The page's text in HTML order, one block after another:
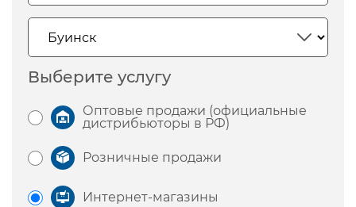
Выберите услугу
Оптовые продажи (официальные
дистрибьюторы в РФ)
Розничные продажи
Интернет-магазины